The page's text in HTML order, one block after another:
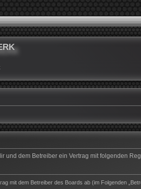
und dem Betreiber ein Vertrag mit folgenden
mit dem Betreiber des Boards ab (im Folgenden